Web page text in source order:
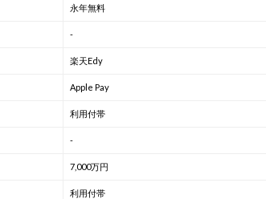
永年無料
-
楽天Edy
Apple Pay
利用付帯
-
7,000万円
利用付帯